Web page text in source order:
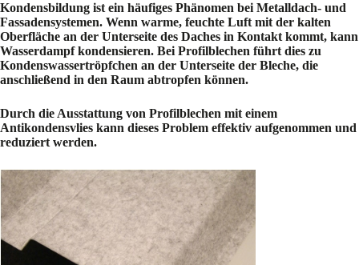
Kondensbildung ist ein häufiges Phänomen bei Metall­dach- und
Fassadensystemen. Wenn warme, feuchte Luft mit der kalten
Oberfläche an der Unterseite des Daches in Kontakt kommt, kann
Wasserdampf kondensieren. Bei Profilblechen führt dies zu
Kondenswassertröpfchen an der Unterseite der Bleche, die
anschließend in den Raum abtropfen können.
Durch die Ausstattung von Profilblechen mit einem
Antikondensvlies kann dieses Problem effektiv aufgenommen und
reduziert werden.